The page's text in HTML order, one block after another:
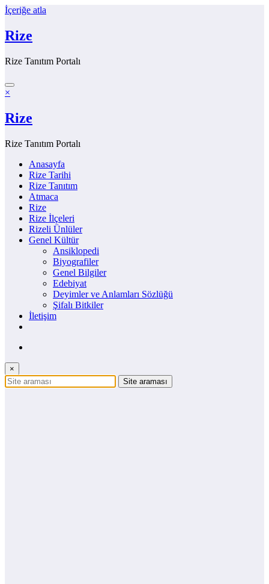
İçeriğe atla
Rize
Rize Tanıtım Portalı
×
Rize
Rize Tanıtım Portalı
Anasayfa
Rize Tarihi
Rize Tanıtım
Atmaca
Rize
Rize İlçeleri
Rizeli Ünlüler
Genel Kültür
Ansiklopedi
Biyografiler
Genel Bilgiler
Edebiyat
Deyimler ve Anlamları Sözlüğü
Şifalı Bitkiler
İletişim
×